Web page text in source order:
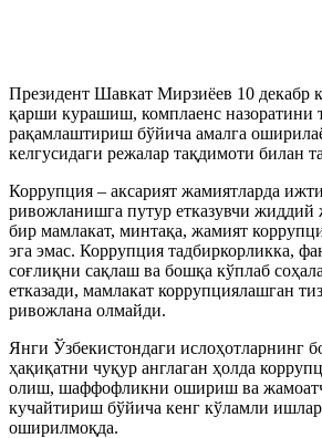
Президент Шавкат Мирзиёев 10 декабр
қарши курашиш, комплаенс назоратини
рақамлаштириш бўйича амалга
келгусидаги режалар тақдимоти билан
Коррупция – аксарият жамиятларда
ривожланишга путур етказувчи
бир мамлакат, минтақа, жамият
эга эмас. Коррупция тадбиркорликка,
соғлиқни сақлаш ва бошқа кўплаб
етказади, мамлакат коррупциялашган
ривожлана олмайди.
Янги Ўзбекистондаги ислоҳотларнинг
ҳақиқатни чуқур англаган ҳолда
олиш, шаффофликни ошириш ва
кучайтириш бўйича кенг кўламли ишлар
оширилмоқда.